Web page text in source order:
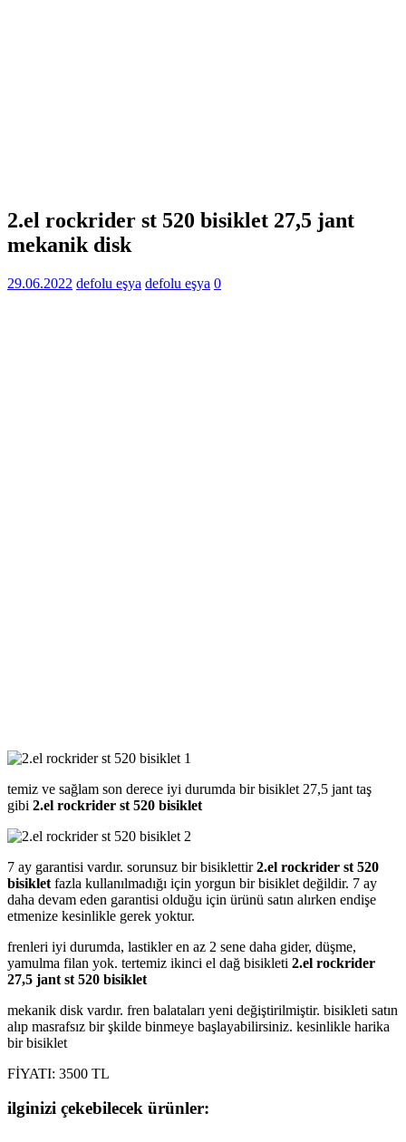
2.el rockrider st 520 bisiklet 27,5 jant
mekanik disk
29.06.2022 defolu eşya defolu eşya 0
temiz ve sağlam son derece iyi durumda bir bisiklet 27,5 jant taş
gibi 2.el rockrider st 520 bisiklet
7 ay garantisi vardır. sorunsuz bir bisiklettir2.el rockrider st 520
bisiklet fazla kullanılmadığı için yorgun bir bisiklet değildir. 7 ay
daha devam eden garantisi olduğu için ürünü satın alırken endişe
etmenize kesinlikle gerek yoktur.
frenleri iyi durumda, lastikler en az 2 sene daha gider, düşme,
yamulma filan yok. tertemiz ikinci el dağ bisikleti 2.el rockrider
27,5 jant st 520 bisiklet
mekanik disk vardır. fren balataları yeni değiştirilmiştir. bisikleti satın
alıp masrafsız bir şkilde binmeye başlayabilirsiniz. kesinlikle harika
bir bisiklet
FİYATI: 3500 TL
ilginizi çekebilecek ürünler: